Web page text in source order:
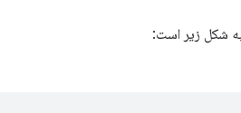
شکل زیر است: